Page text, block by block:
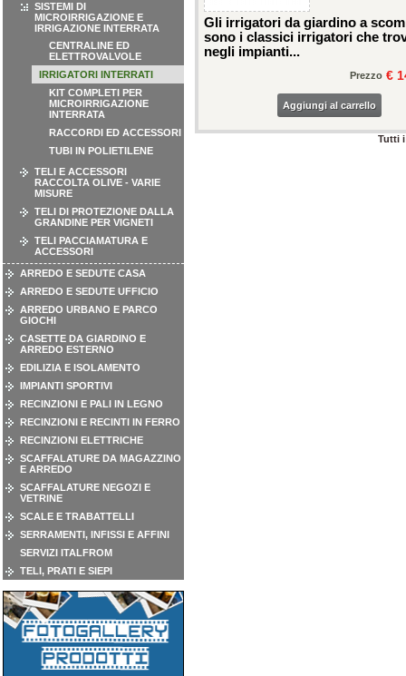
SISTEMI DI
MICROIRRIGAZIONE E
IRRIGAZIONE INTERRATA
CENTRALINE ED
ELETTROVALVOLE
IRRIGATORI INTERRATI
KIT COMPLETI PER
MICROIRRIGAZIONE
INTERRATA
RACCORDI ED ACCESSORI
TUBI IN POLIETILENE
TELI E ACCESSORI
RACCOLTA OLIVE - VARIE
MISURE
TELI DI PROTEZIONE DALLA
GRANDINE PER VIGNETI
TELI PACCIAMATURA E
ACCESSORI
ARREDO E SEDUTE CASA
ARREDO E SEDUTE UFFICIO
ARREDO URBANO E PARCO
GIOCHI
CASETTE DA GIARDINO E
ARREDO ESTERNO
EDILIZIA E ISOLAMENTO
IMPIANTI SPORTIVI
RECINZIONI E PALI IN LEGNO
RECINZIONI E RECINTI IN FERRO
RECINZIONI ELETTRICHE
SCAFFALATURE DA MAGAZZINO
E ARREDO
SCAFFALATURE NEGOZI E
VETRINE
SCALE E TRABATTELLI
SERRAMENTI, INFISSI E AFFINI
SERVIZI ITALFROM
TELI, PRATI E SIEPI
Gli irrigatori da giardino a
sono i classici irrigatori che
negli impianti...
Prezzo €
Aggiungi al carrello
Tutti